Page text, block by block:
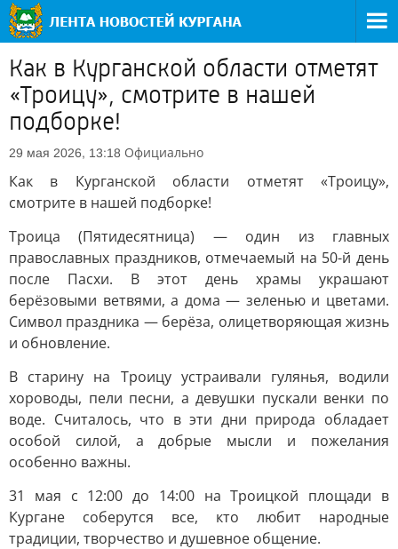
Как в Курганской области отметят
«Троицу», смотрите в нашей
подборке!
29 мая 2026, 13:18 Официально
Как в Курганской области отметят «Троицу»,
смотрите в нашей подборке!
Троица (Пятидесятница) — один из главных
православных праздников, отмечаемый на 50-й день
после Пасхи. В этот день храмы украшают
берёзовыми ветвями, а дома — зеленью и цветами.
Символ праздника — берёза, олицетворяющая жизнь
и обновление.
В старину на Троицу устраивали гулянья, водили
хороводы, пели песни, а девушки пускали венки по
воде. Считалось, что в эти дни природа обладает
особой силой, а добрые мысли и пожелания
особенно важны.
31 мая с 12:00 до 14:00 на Троицкой площади в
Кургане соберутся все, кто любит народные
традиции, творчество и душевное общение.